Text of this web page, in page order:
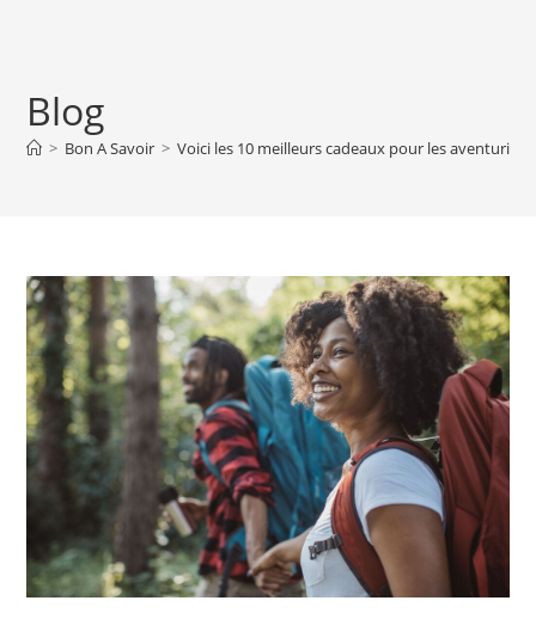
Blog
> Bon A Savoir > Voici les 10 meilleurs cadeaux pour les aventuriers